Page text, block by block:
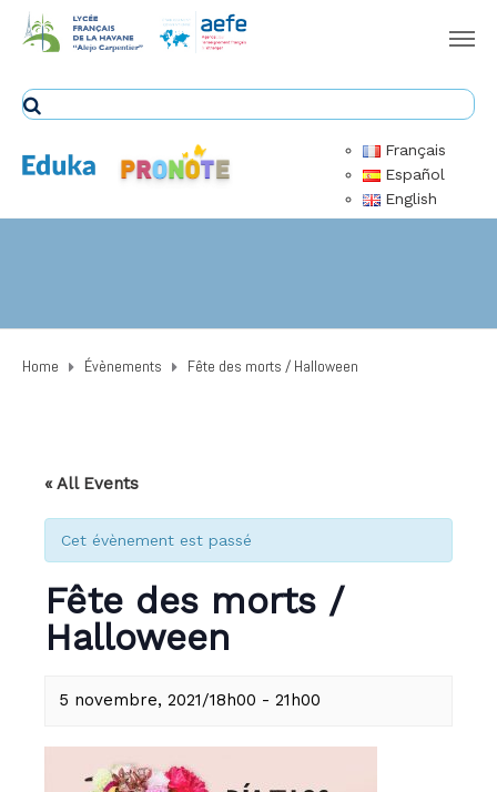
Français
Español
English
Home Évènements Fête des morts / Halloween
« All Events
Cet évènement est passé
Fête des morts /
Halloween
5 novembre, 2021/18h00 - 21h00